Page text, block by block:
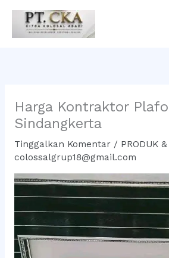
konten
Harga Kontraktor
Sindangkerta
Tinggalkan Komentar / PRODUK
colossalgrup18@gmail.com